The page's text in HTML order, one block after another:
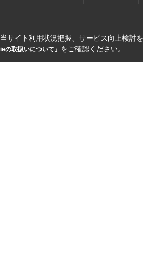
サイト利用状況把握、サービス向上検討
の取扱いについて」 をご確認ください。